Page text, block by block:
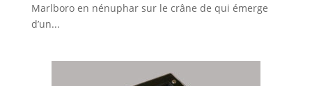
Marlboro en nénuphar sur le crâne de qui émerge
d’un...